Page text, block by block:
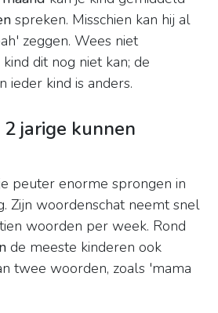
spreken. Misschien kan hij al
zeggen. Wees niet
dit nog niet kan; de
ieder kind is anders.
jarige kunnen
peuter enorme sprongen in
Zijn woordenschat neemt snel
woorden per week. Rond
de meeste kinderen ook
twee woorden, zoals 'mama